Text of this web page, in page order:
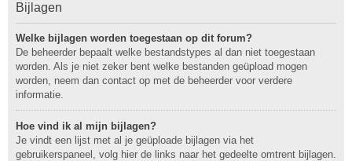
Bijlagen
Welke bijlagen worden toegestaan op dit forum?
De beheerder bepaalt welke bestandstypes al dan niet toegestaan
worden. Als je niet zeker bent welke bestanden geüpload mogen
worden, neem dan contact op met de beheerder voor verdere
informatie.
Hoe vind ik al mijn bijlagen?
Je vindt een lijst met al je geüploade bijlagen via het
gebruikerspaneel, volg hier de links naar het gedeelte omtrent bijlagen.